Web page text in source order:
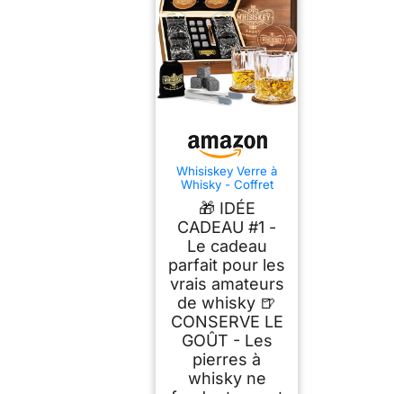
Whisiskey Verre à
Whisky - Coffret
Whisky - Idee
Cadeau Homme
Anniversaire
🎁 IDÉE
CADEAU #1 -
Le cadeau
parfait pour les
vrais amateurs
de whisky 🍺
CONSERVE LE
GOÛT - Les
pierres à
whisky ne